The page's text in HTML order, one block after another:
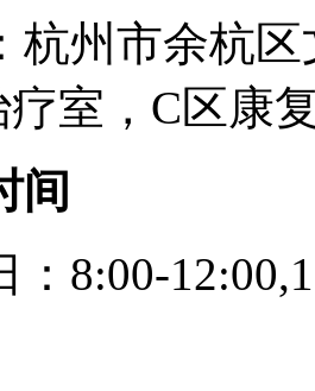
杭州市余杭区
室，C区康
间
8:00-